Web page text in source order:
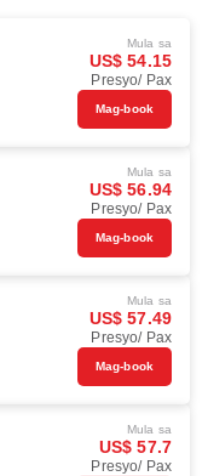
Mula sa
US$ 54.15
Presyo/ Pax
Mag-book
Mula sa
US$ 56.94
Presyo/ Pax
Mag-book
Mula sa
US$ 57.49
Presyo/ Pax
Mag-book
Mula sa
US$ 57.7
Presyo/ Pax